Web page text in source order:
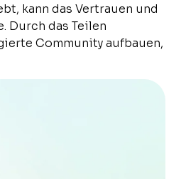
kann das Vertrauen und
Durch das Teilen
Community aufbauen,